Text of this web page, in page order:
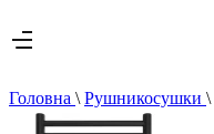
Головна \ Рушникосушки \